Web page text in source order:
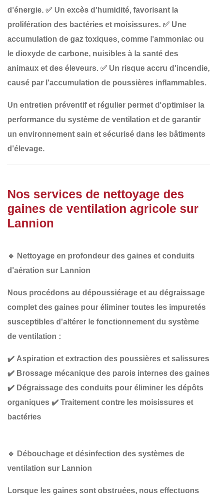
d'énergie. ✅ Un excès d'humidité, favorisant la
prolifération des bactéries et moisissures. ✅ Une
accumulation de gaz toxiques, comme l'ammoniac ou
le dioxyde de carbone, nuisibles à la santé des
animaux et des éleveurs. ✅ Un risque accru d'incendie,
causé par l'accumulation de poussières inflammables.
Un entretien préventif et régulier permet d'optimiser la
performance du système de ventilation et de garantir
un environnement sain et sécurisé dans les bâtiments
d'élevage.
Nos services de nettoyage des
gaines de ventilation agricole sur
Lannion
🔹 Nettoyage en profondeur des gaines et conduits
d'aération sur Lannion
Nous procédons au dépoussiérage et au dégraissage
complet des gaines pour éliminer toutes les impuretés
susceptibles d'altérer le fonctionnement du système
de ventilation :
✔️ Aspiration et extraction des poussières et salissures
✔️ Brossage mécanique des parois internes des gaines
✔️ Dégraissage des conduits pour éliminer les dépôts
organiques ✔️ Traitement contre les moisissures et
bactéries
🔹 Débouchage et désinfection des systèmes de
ventilation sur Lannion
Lorsque les gaines sont obstruées, nous effectuons